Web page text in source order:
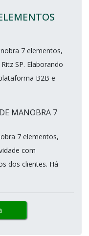
7 elementos,
SP. Elaborando
B2B e
MANOBRA 7
7 elementos,
com
dos clientes. Há